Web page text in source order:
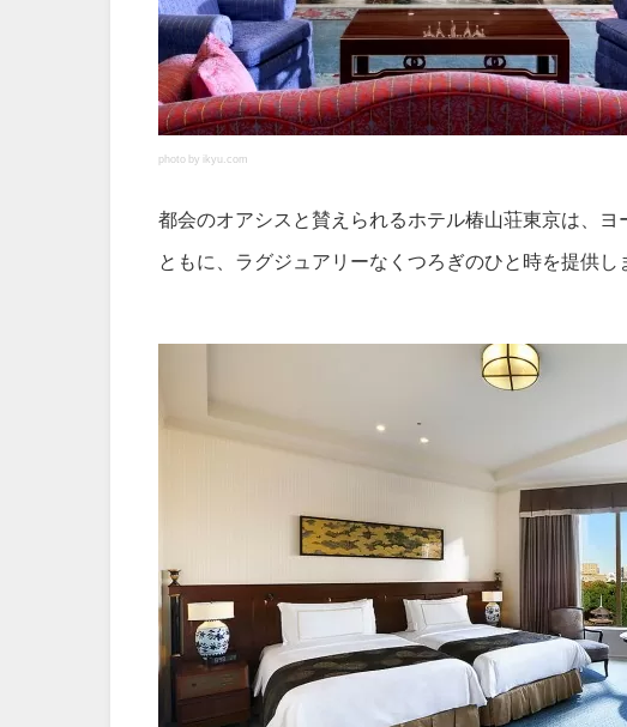
photo by ikyu.com
都会のオアシスと賛えられるホテル椿山荘東京は、
ともに、ラグジュアリーなくつろぎのひと時を提供し